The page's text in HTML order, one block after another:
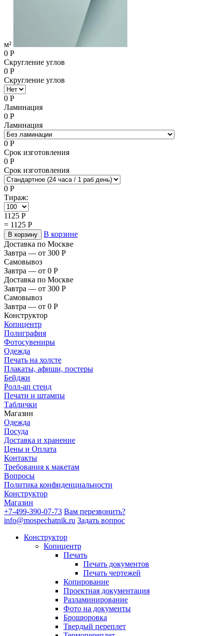
м²
0 Р
Скругление углов
0 Р
Скругление углов
0 Р
Ламинация
0 Р
Ламинация
0 Р
Срок изготовления
0 Р
Срок изготовления
0 Р
Тираж:
1125 Р
= 1125 Р
В корзину
В корзине
Доставка по Москве
Завтра — от 300 Р
Самовывоз
Завтра — от 0 Р
Доставка по Москве
Завтра — от 300 Р
Самовывоз
Завтра — от 0 Р
Конструктор
Копицентр
Полиграфия
Фотосувениры
Одежда
Печать на холсте
Плакаты, афиши, постеры
Бейджи
Ролл-ап стенд
Печати и штампы
Таблички
Магазин
Одежда
Посуда
Доставка и хранение
Цены и Оплата
Контакты
Требования к макетам
Вопросы
Политика конфиденциальности
Конструктор
Магазин
+7-499-390-07-73 Вам перезвонить?
info@mospechatnik.ru Задать вопрос
Конструктор
Копицентр
Печать
Печать документов
Печать чертежей
Копирование
Проектная документация
Разламинирование
Фото на документы
Брошюровка
Твердый переплет